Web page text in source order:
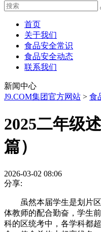
首页
关于我们
食品安全常识
食品安全动态
联系我们
新闻中心
J9.COM集团官方网站 > 食
2025二年级
篇）
2026-03-02 08:06
分享:
虽然本届学生是划片区
体教师的配合勤奋，学生
科的区统考中，各学科都